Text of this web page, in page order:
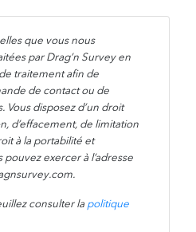
que vous nous
par Drag’n Survey en
traitement afin de
de contact ou de
Vous disposez d’un droit
d’effacement, de limitation
à la portabilité et
pouvez exercer à l’adresse
consulter la politique